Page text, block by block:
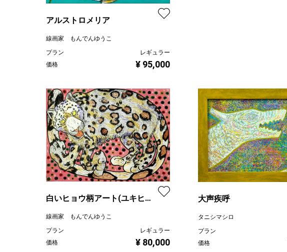
アルストロメリア
線画家 もんでんゆうこ
プラン
レギュラー
価格
¥ 95,000
白いヒョウ柄アート(ユキヒョ
線画家 もんでんゆうこ
プラン
レギュラー
価格
¥ 80,000
大声疾呼
タニシマシロ
プラン
価格